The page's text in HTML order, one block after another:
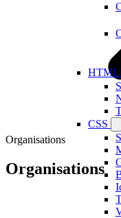
HTML
CSS
Organisations
Organisations